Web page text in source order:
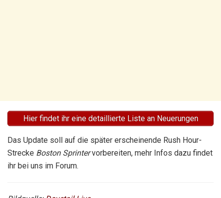
Hier findet ihr eine detaillierte Liste an Neuerungen
Das Update soll auf die später erscheinende Rush Hour-
Strecke Boston Sprintervorbereiten, mehr Infos dazu findet
ihr bei uns im Forum.